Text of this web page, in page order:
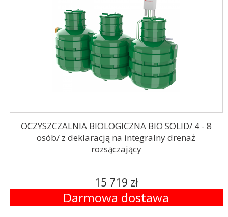
OCZYSZCZALNIA BIOLOGICZNA BIO SOLID/ 4 - 8
osób/ z deklaracją na integralny drenaż
rozsączający
15 719 zł
Darmowa dostawa